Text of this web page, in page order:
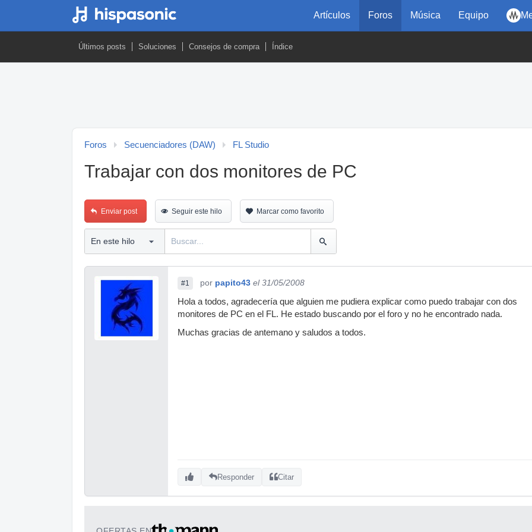
Artículos Foros Música Equipo
Últimos posts Soluciones Consejos de compra Índice
Foros Secuenciadores (DAW) FL Studio
Trabajar con dos monitores de PC
Enviar post Seguir este hilo Marcar como favorito
#1 por papito43 el 31/05/2008
Hola a todos, agradecería que alguien me pudiera explicar como puedo trabajar con dos
monitores de PC en el FL. He estado buscando por el foro y no he encontrado nada.
Muchas gracias de antemano y saludos a todos.
Responder Citar